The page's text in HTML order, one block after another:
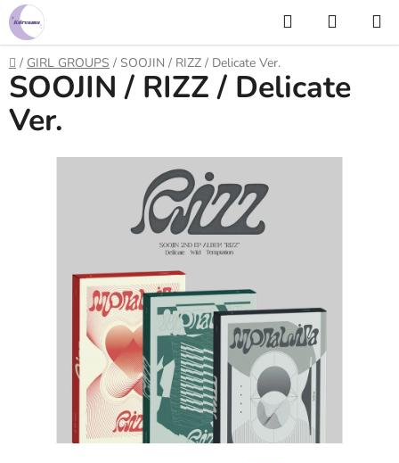
Prejsť
na
obsah
Hľadať
KOŠÍK
Domov
/ GIRL GROUPS / SOOJIN / RIZZ / Delicate Ver.
SOOJIN / RIZZ / Delicate
Ver.